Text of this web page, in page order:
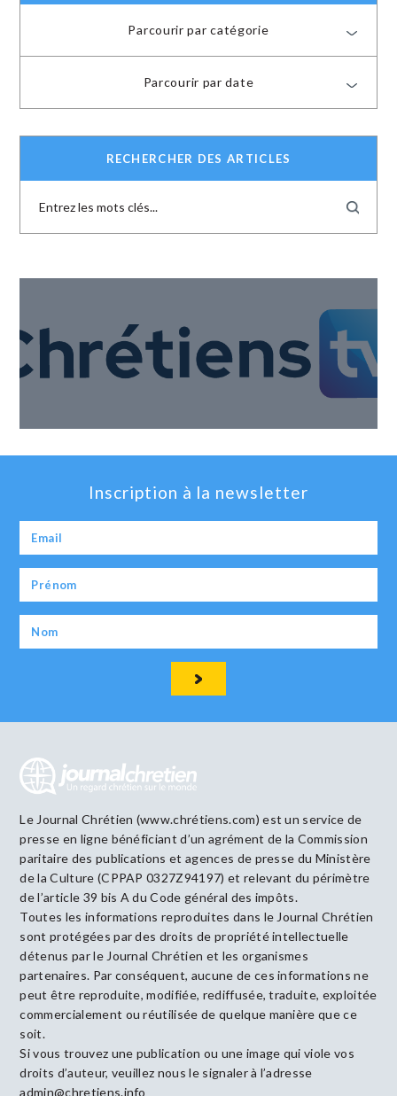
Parcourir par catégorie
Parcourir par date
RECHERCHER DES ARTICLES
Inscription à la newsletter
Le Journal Chrétien (www.chrétiens.com) est un service de
presse en ligne bénéficiant d’un agrément de la Commission
paritaire des publications et agences de presse du Ministère
de la Culture (CPPAP 0327Z94197) et relevant du périmètre
de l’article 39 bis A du Code général des impôts.
Toutes les informations reproduites dans le Journal Chrétien
sont protégées par des droits de propriété intellectuelle
détenus par le Journal Chrétien et les organismes
partenaires. Par conséquent, aucune de ces informations ne
peut être reproduite, modifiée, rediffusée, traduite, exploitée
commercialement ou réutilisée de quelque manière que ce
soit.
Si vous trouvez une publication ou une image qui viole vos
droits d’auteur, veuillez nous le signaler à l’adresse
admin@chretiens.info